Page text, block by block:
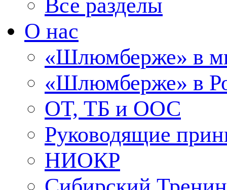
Все разделы
О нас
«Шлюмберже» в
«Шлюмберже» в
ОТ, ТБ и ООС
Руководящие
НИОКР